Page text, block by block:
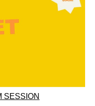
SESSION